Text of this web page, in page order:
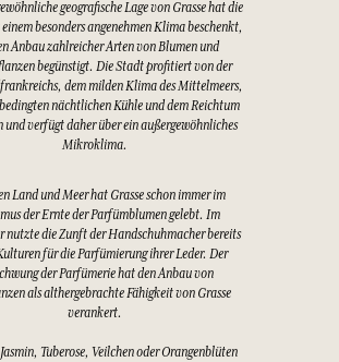
geografische Lage von Grasse hat die
besonders angenehmen Klima beschenkt,
Anbau zahlreicher Arten von Blumen und
begünstigt. Die Stadt profitiert von der
dem milden Klima des Mittelmeers,
nächtlichen Kühle und dem Reichtum
und verfügt daher über ein außergewöhnliches
Mikroklima.
Land und Meer hat Grasse schon immer im
der Ernte der Parfümblumen gelebt. Im
die Zunft der Handschuhmacher bereits
für die Parfümierung ihrer Leder. Der
der Parfümerie hat den Anbau von
als althergebrachte Fähigkeit von Grasse
verankert.
Tuberose, Veilchen oder Orangenblüten